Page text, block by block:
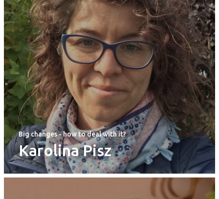
Big changes - how to deal with it?
Karolina Pisz